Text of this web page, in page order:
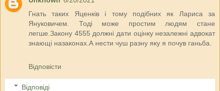
Гнать таких Яценків і тому подібних як Лариса за
Януковичем. Тоді може простим людям стане
легше.Закону 4555 должні дати оцінку незалежні адвокат
знающі назаконах.А нести чуш разну яку я почув ганьба.
Відповісти
Відповіді